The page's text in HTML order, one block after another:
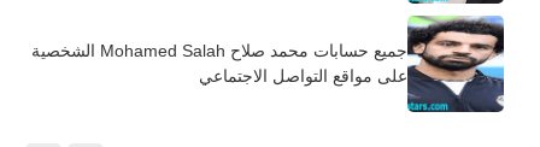
جميع حسابات محمد صلاح Mohamed Salah الشخصية
على مواقع التواصل الاجتماعي